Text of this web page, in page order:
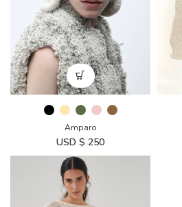
Amparo
USD $ 250